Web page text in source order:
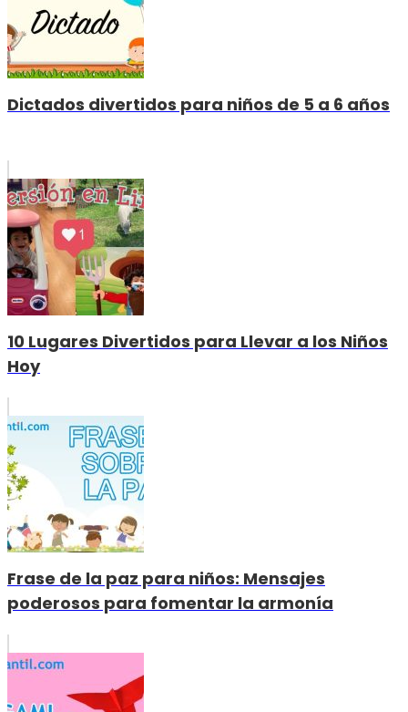
Dictados divertidos para niños de 5 a 6 años
10 Lugares Divertidos para Llevar a los Niños
Hoy
Frase de la paz para niños: Mensajes
poderosos para fomentar la armonía